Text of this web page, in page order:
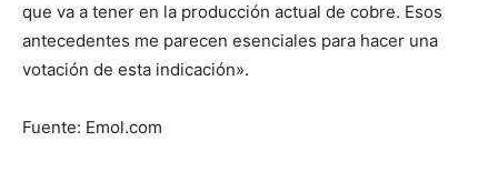
que va a tener en la producción actual de cobre. Esos
antecedentes me parecen esenciales para hacer una
votación de esta indicación».
Fuente: Emol.com